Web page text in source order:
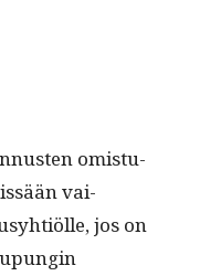
omis­tu­
vai­
jos on